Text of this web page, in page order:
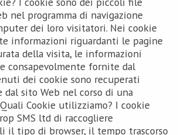
nel programma di navigazione
dei loro visitatori. Nei cookie
informazioni riguardanti le pagine
della visita, le informazioni
consapevolmente fornite dal
dei cookie sono recuperati
dal sito Web nel corso di una
Cookie utilizziamo? I cookie
SMS ltd di raccogliere
il tipo di browser, il tempo trascorso